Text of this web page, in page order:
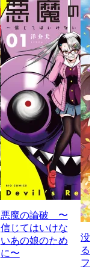
悪魔の論破 〜
信じてはいけな
いあの娘のため
に〜
没
る
フ